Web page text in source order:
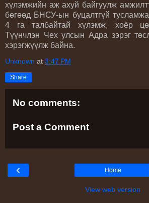
хүлэмжийн аж ахуй байгуулж
бөгөөд БНСУ-ын буцалтгүй
4 га талбайтай хүлэмж, хоёр
Түүнчлэн Чех улсын Адра зэрэг
хэрэгжүүлж байна.
Unknown at 3:47 PM
Share
No comments:
Post a Comment
‹ Home
View web version